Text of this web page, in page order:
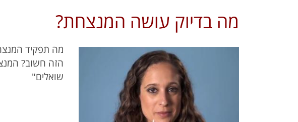
מה בדיוק עושה המנצחת?
מה תפקיד
הזה חשוב?
שואלים"